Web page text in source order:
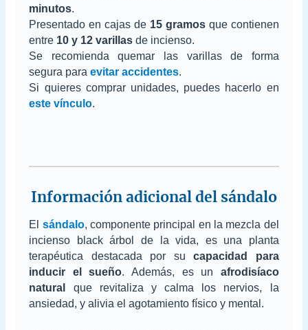
minutos.
Presentado en cajas de 15 gramosque contienen
entre 10 y 12 varillas de incienso.
Se recomienda quemar las varillas de forma
segura paraevitar accidentes.
Si quieres comprar unidades, puedes hacerlo en
este vínculo.
Información adicional del sándalo
El sándalo, componente principal en la mezcla del
incienso black árbol de la vida, es una planta
terapéutica destacada por sucapacidad para
inducir el sueño. Además, es un afrodisíaco
natural
que revitaliza y calma los nervios, la
ansiedad, y alivia el agotamiento físico y mental.